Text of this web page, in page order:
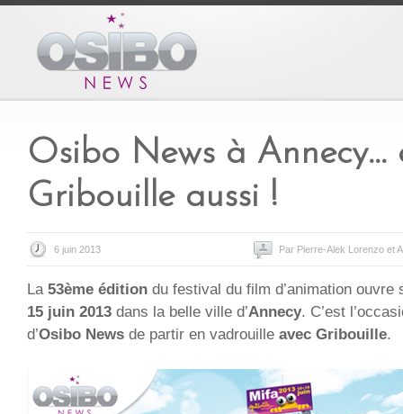
Osibo News à Annecy…
Gribouille aussi !
6 juin 2013 Par Pierre-Alek Lorenzo et
La 53ème édition du festival du film d’animation
15 juin 2013 dans la belle ville d’Annecy. C’est
d’Osibo News de partir en vadrouille avec Gribouille.